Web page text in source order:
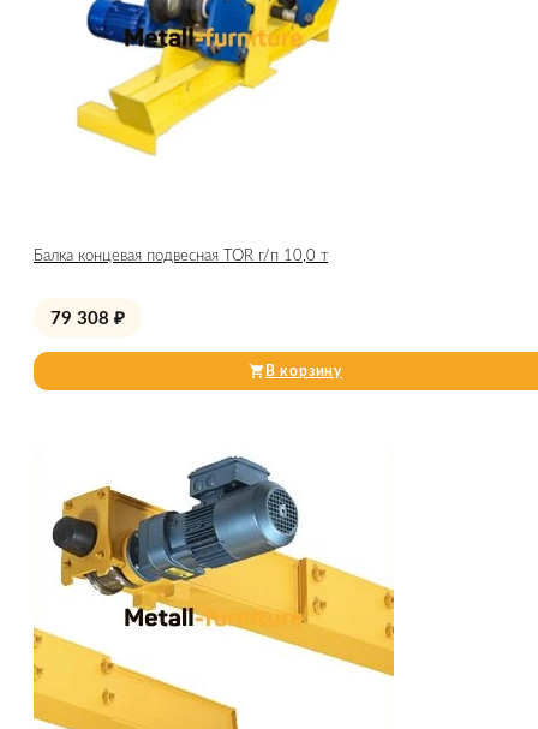
Балка концевая подвесная TOR г/п 10,0 т
79 308 ₽
В корзину